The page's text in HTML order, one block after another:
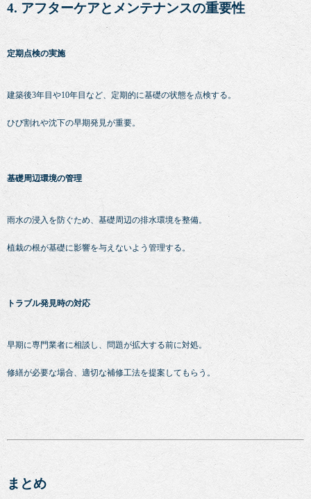
4. アフターケアとメンテナンスの重要性
定期点検の実施
建築後3年目や10年目など、定期的に基礎の状態を点検する。
ひび割れや沈下の早期発見が重要。
基礎周辺環境の管理
雨水の浸入を防ぐため、基礎周辺の排水環境を整備。
植栽の根が基礎に影響を与えないよう管理する。
トラブル発見時の対応
早期に専門業者に相談し、問題が拡大する前に対処。
修繕が必要な場合、適切な補修工法を提案してもらう。
まとめ